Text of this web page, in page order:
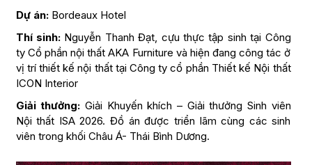
Dự án:Bordeaux Hotel
Thí sinh:Nguyễn Thanh Đạt, cựu thực tập sinh tại Công
ty Cổ phần nội thất AKA Furniture và hiện đang công tác ở
vị trí thiết kế nội thất tại Công ty cổ phần Thiết kế Nội thất
ICON Interior
Giải thưởng: Giải Khuyến khích – Giải thưởng Sinh viên
Nội thất ISA 2026. Đồ án được triển lãm cùng các sinh
viên trong khối Châu Á- Thái Bình Dương.